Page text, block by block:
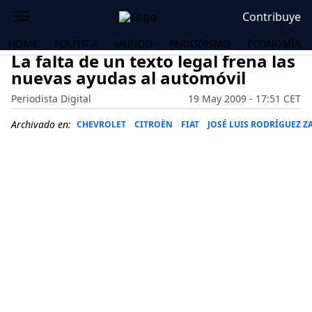
Contribuye
HOME POLÍTICA MUNDO PERIODISMO ECONOMÍA
La falta de un texto legal frena las
nuevas ayudas al automóvil
Periodista Digital
19 May 2009 - 17:51 CET
Archivado en: CHEVROLET CITROËN FIAT JOSÉ LUIS RODRÍGUEZ